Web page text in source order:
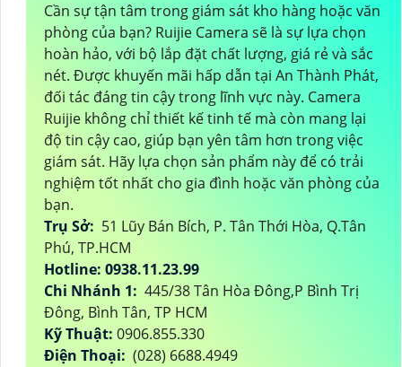
Cần sự tận tâm trong giám sát kho hàng hoặc văn
phòng của bạn? Ruijie Camera sẽ là sự lựa chọn
hoàn hảo, với bộ lắp đặt chất lượng, giá rẻ và sắc
nét. Được khuyến mãi hấp dẫn tại An Thành Phát,
đối tác đáng tin cậy trong lĩnh vực này. Camera
Ruijie không chỉ thiết kế tinh tế mà còn mang lại
độ tin cậy cao, giúp bạn yên tâm hơn trong việc
giám sát. Hãy lựa chọn sản phẩm này để có trải
nghiệm tốt nhất cho gia đình hoặc văn phòng của
bạn.
Trụ Sở: 51 Lũy Bán Bích, P. Tân Thới Hòa, Q.Tân
Phú, TP.HCM
Hotline: 0938.11.23.99
Chi Nhánh 1: 445/38 Tân Hòa Đông,P Bình Trị
Đông, Bình Tân, TP HCM
Kỹ Thuật: 0906.855.330
Điện Thoại: (028) 6688.4949